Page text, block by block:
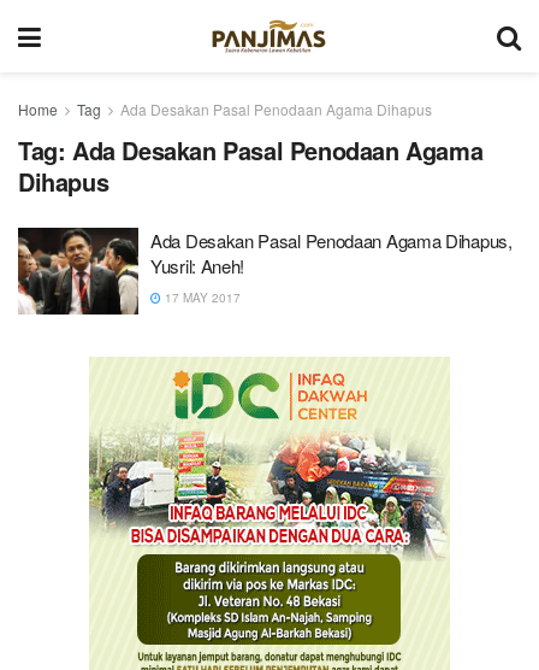
Home Tag Ada Desakan Pasal Penodaan Agama Dihapus
Tag: Ada Desakan Pasal Penodaan Agama
Dihapus
Ada Desakan Pasal Penodaan Agama Dihapus,
Yusril: Aneh!
17 MAY 2017